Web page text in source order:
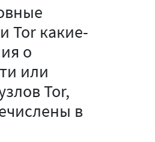
Tor какие-
о
или
Tor,
в